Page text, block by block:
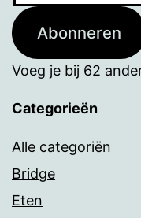
Abonneren
Voeg je bij 62
Categorieën
Alle categoriën
Bridge
Eten